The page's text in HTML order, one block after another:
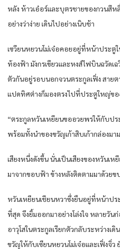
หลัง​ ห้าว​เอ๋อร์​และ​บุตรชาย​ของ​กวน​สีห​
อย่าง​ว่าง่าย​ เดิน​ไปอย่าง​เนิบ​ช้า
เซวียน​หยวน​โม่เจ๋อ​คอย​อยู่​ที่​หน้า​ประตู​
ท้องฟ้า​ มังกร​เขียว​และ​หงส์​ไฟบิน​ฉวัดเ
ตัวกัน​อยู่​รอบนอก​จวน​ตระกูล​เฟิ่ง สาย
แปด​ทิศ​ต่าง​ก็​มอง​ตรง​ไปที่​ประตู​ใหญ่​ขอ
“ตระกูล​ห​วัน​เหยียนขอ​อวยพร​ให้​กับ​ป
พร้อมทั้ง​นำ​ของขวัญ​เก้า​สิบ​เก้า​กล่อง​ม
เสียง​หนึ่ง​ดัง​ขึ้น​ นั่น​เป็น​เสียง​ของ​ห​วัน​เห
มาจาก​ขอบฟ้า​ ข้างหลัง​ติด​ตามมา​ด้วย​
ห​วัน​เหยียน​เชีย​น​หวา​ซึ่งยืน​อยู่​ที่​หน้า​ปร
ที่สุด​ จึงยิ้ม​ออกมา​อย่าง​โล่งใจ​ หลาย​วัน
อาวุโส​ใน​ตระกูล​เรียกตัว​กลับ​ระหว่าง​เ
ขวัญ​ให้​กับ​เซียน​หยวน​โม่เจ๋อ​และ​เฟิ่งจิ่